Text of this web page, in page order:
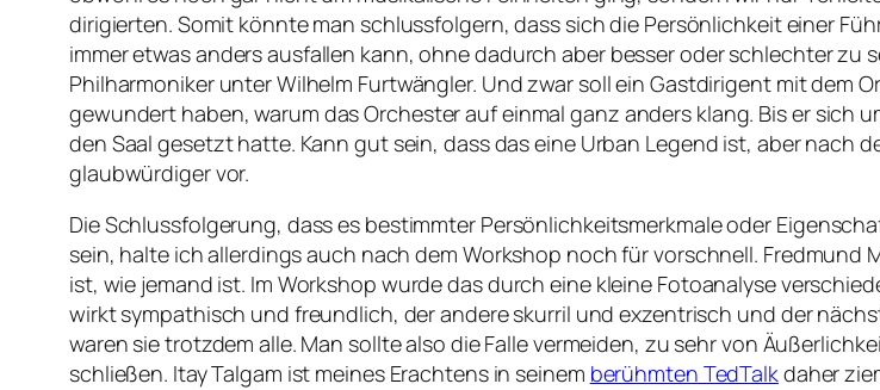
dirigierten. Somit könnte man schlussfolgern, dass sich die Persönlichkeit einer
immer etwas anders ausfallen kann, ohne dadurch aber besser oder schlechter zu
Philharmoniker unter Wilhelm Furtwängler. Und zwar soll ein Gastdirigent mit dem
gewundert haben, warum das Orchester auf einmal ganz anders klang. Bis er
den Saal gesetzt hatte. Kann gut sein, dass das eine Urban Legend ist, aber nach
glaubwürdiger vor.
Die Schlussfolgerung, dass es bestimmter Persönlichkeitsmerkmale oder
sein, halte ich allerdings auch nach dem Workshop noch für vorschnell.
ist, wie jemand ist. Im Workshop wurde das durch eine kleine Fotoanalyse
wirkt sympathisch und freundlich, der andere skurril und exzentrisch und der
waren sie trotzdem alle. Man sollte also die Falle vermeiden, zu sehr von
schließen. Itay Talgam ist meines Erachtens in seinem berühmten TedTalkdaher